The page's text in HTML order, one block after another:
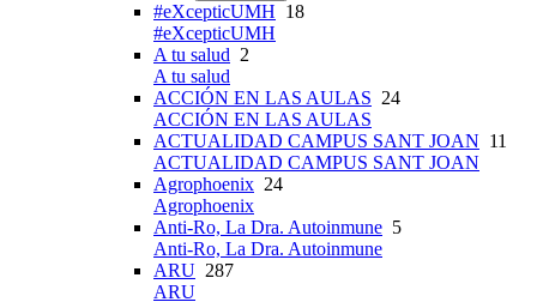
#eXcepticUMH 18
#eXcepticUMH
A tu salud 2
A tu salud
ACCIÓN EN LAS AULAS 24
ACCIÓN EN LAS AULAS
ACTUALIDAD CAMPUS SANT JOAN 11
ACTUALIDAD CAMPUS SANT JOAN
Agrophoenix 24
Agrophoenix
Anti-Ro, La Dra. Autoinmune 5
Anti-Ro, La Dra. Autoinmune
ARU 287
ARU